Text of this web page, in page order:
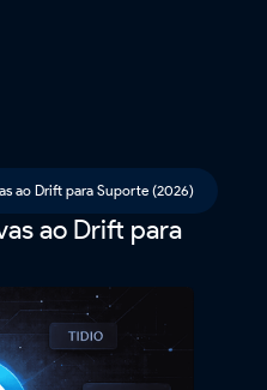
ao Drift para Suporte (2026)
ao Drift para